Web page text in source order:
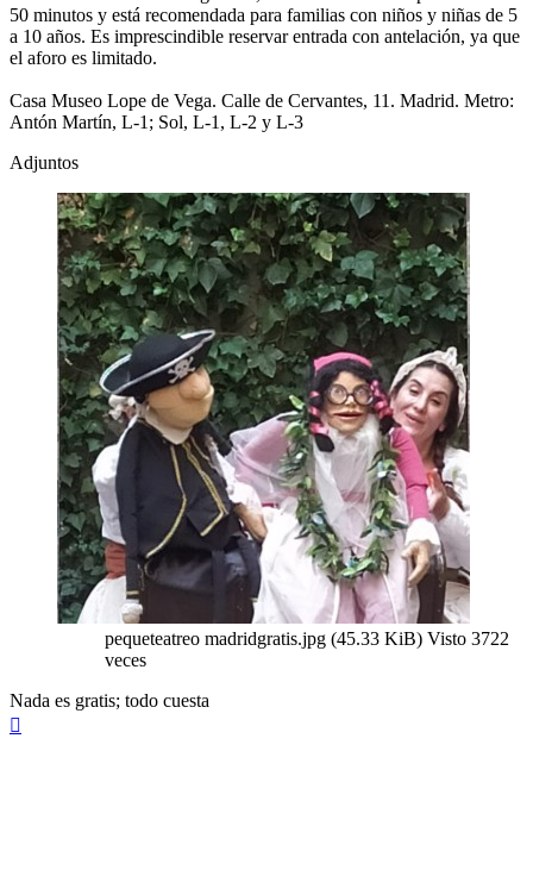
50 minutos y está recomendada para familias con niños y niñas de 5
a 10 años. Es imprescindible reservar entrada con antelación, ya que
el aforo es limitado.
Casa Museo Lope de Vega. Calle de Cervantes, 11. Madrid. Metro:
Antón Martín, L-1; Sol, L-1, L-2 y L-3
Adjuntos
pequeteatreo madridgratis.jpg (45.33 KiB) Visto 3722
veces
Nada es gratis; todo cuesta